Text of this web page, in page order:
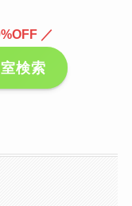
／
検索